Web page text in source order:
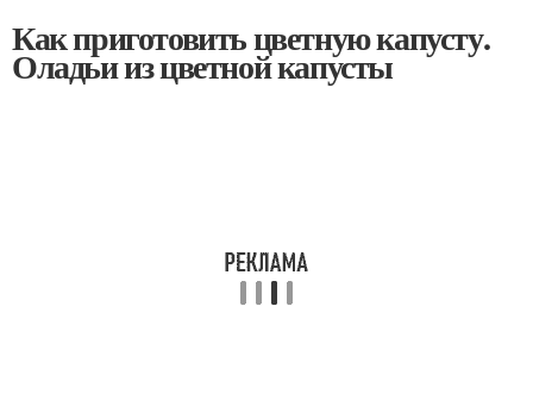
Как приготовить цветную капусту.
Оладьи из цветной капусты